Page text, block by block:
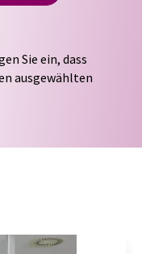
Sie ein, dass
ausgewählten
werden
. LUMITOS darf
Ihre
von